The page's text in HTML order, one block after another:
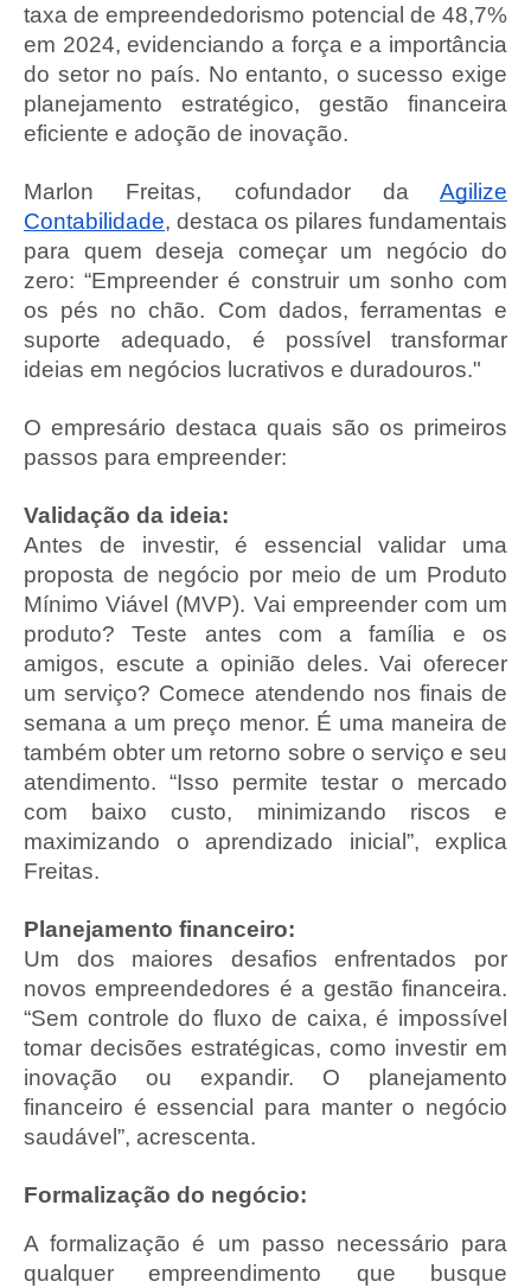
taxa de empreendedorismo potencial de 48,7%
em 2024, evidenciando a força e a importância
do setor no país. No entanto, o sucesso exige
planejamento estratégico, gestão financeira
eficiente e adoção de inovação.
Marlon Freitas, cofundador da Agilize
Contabilidade, destaca os pilares fundamentais
para quem deseja começar um negócio do
zero: “Empreender é construir um sonho com
os pés no chão. Com dados, ferramentas e
suporte adequado, é possível transformar
ideias em negócios lucrativos e duradouros."
O empresário destaca quais são os primeiros
passos para empreender:
Validação da ideia:
Antes de investir, é essencial validar uma
proposta de negócio por meio de um Produto
Mínimo Viável (MVP). Vai empreender com um
produto? Teste antes com a família e os
amigos, escute a opinião deles. Vai oferecer
um serviço? Comece atendendo nos finais de
semana a um preço menor. É uma maneira de
também obter um retorno sobre o serviço e seu
atendimento. “Isso permite testar o mercado
com baixo custo, minimizando riscos e
maximizando o aprendizado inicial”, explica
Freitas.
Planejamento financeiro:
Um dos maiores desafios enfrentados por
novos empreendedores é a gestão financeira.
“Sem controle do fluxo de caixa, é impossível
tomar decisões estratégicas, como investir em
inovação ou expandir. O planejamento
financeiro é essencial para manter o negócio
saudável”, acrescenta.
Formalização do negócio:
A formalização é um passo necessário para
qualquer empreendimento que busque